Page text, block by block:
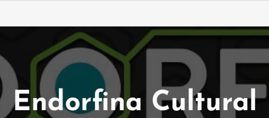
Endorfina Cultural